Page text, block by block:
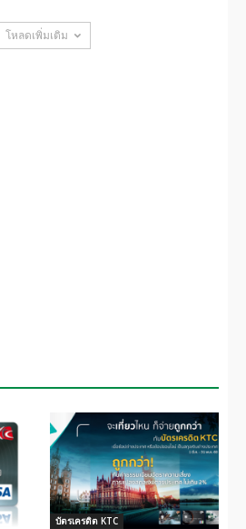
โหลดเพิ่มเติม
บัตรเครดิต KTC